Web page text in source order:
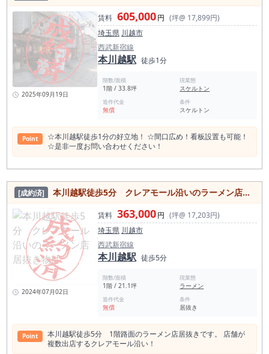
2025年09月19日
賃料 605,000円 (坪@ 17,899円)
埼玉県 川越市
西武新宿線
本川越駅 徒歩1分
階数/面積
1階 / 33.8坪
現業態
スケルトン
造作代金
無償
条件
スケルトン
Point
☆本川越駅徒歩1分の好立地！ ☆間口広め！看板設置も可能！
☆是非一度お問い合わせください！
[成約済] 本川越駅徒歩5分 クレアモール沿いのラーメン店居抜き物件
2024年07月02日
賃料 363,000円 (坪@ 17,203円)
埼玉県 川越市
西武新宿線
本川越駅 徒歩5分
階数/面積
1階 / 21.1坪
現業態
ラーメン
造作代金
無償
条件
居抜き
Point
本川越駅徒歩5分 1階路面のラーメン店居抜きです。 店舗が
複数出店するクレアモール沿い！